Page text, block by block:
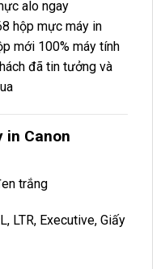
alo ngay
hộp mực máy in
mới 100% máy tính
đã tin tưởng và
in Canon
trắng
LTR, Executive, Giấy